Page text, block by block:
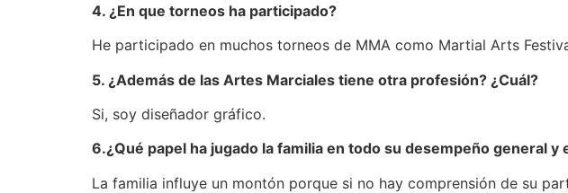
4. ¿En que torneos ha participado?
He participado en muchos torneos de MMA como Martial Arts
5. ¿Además de las Artes Marciales tiene otra profesión? ¿Cuál?
Si, soy diseñador gráfico.
6.¿Qué papel ha jugado la familia en todo su desempeño general
La familia influye un montón porque si no hay comprensión de su